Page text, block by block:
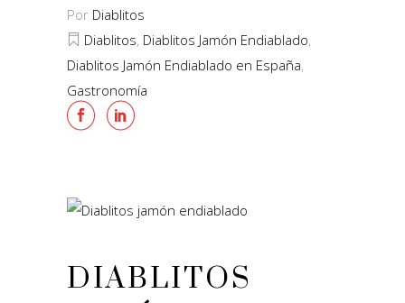
Por Diablitos
Diablitos, Diablitos Jamón Endiablado,
Diablitos Jamón Endiablado en España,
Gastronomía
DIABLITOS